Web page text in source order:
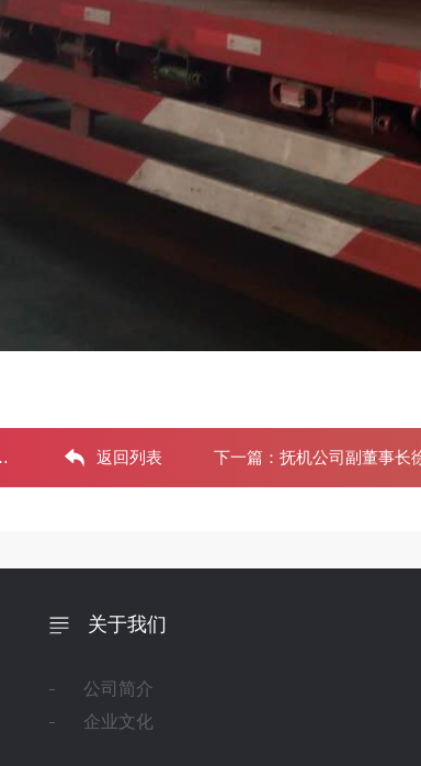
返回列表 下一篇： 抚机公司副董事长徐
关于我们
公司简介
企业文化